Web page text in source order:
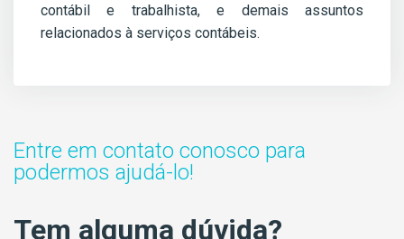
contábil e trabalhista, e demais assuntos
relacionados à serviços contábeis.
Entre em contato conosco para
podermos ajudá-lo!
Tem alguma dúvida?